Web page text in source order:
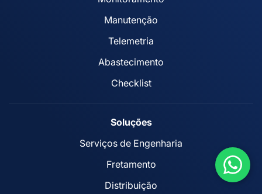
Manutenção
Telemetria
Abastecimento
Checklist
Soluções
Serviços de Engenharia
Fretamento
Distribuição